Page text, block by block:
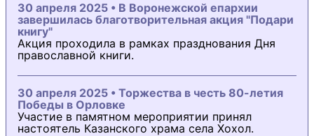
30 апреля 2025 • В Воронежской епархии
завершилась благотворительная акция "Подари
книгу"
Акция проходила в рамках празднования Дня
православной книги.
30 апреля 2025 • Торжества в честь 80-летия
Победы в Орловке
Участие в памятном мероприятии принял
настоятель Казанского храма села Хохол.